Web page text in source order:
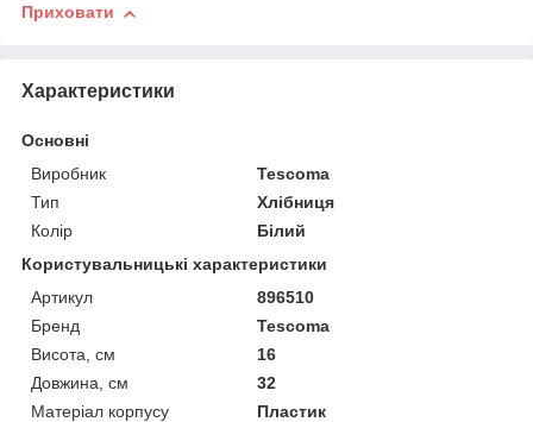
Приховати
Характеристики
Основні
Виробник
Tescoma
Тип
Хлібниця
Колір
Білий
Користувальницькі характеристики
Артикул
896510
Бренд
Tescoma
Висота, см
16
Довжина, см
32
Матеріал корпусу
Пластик